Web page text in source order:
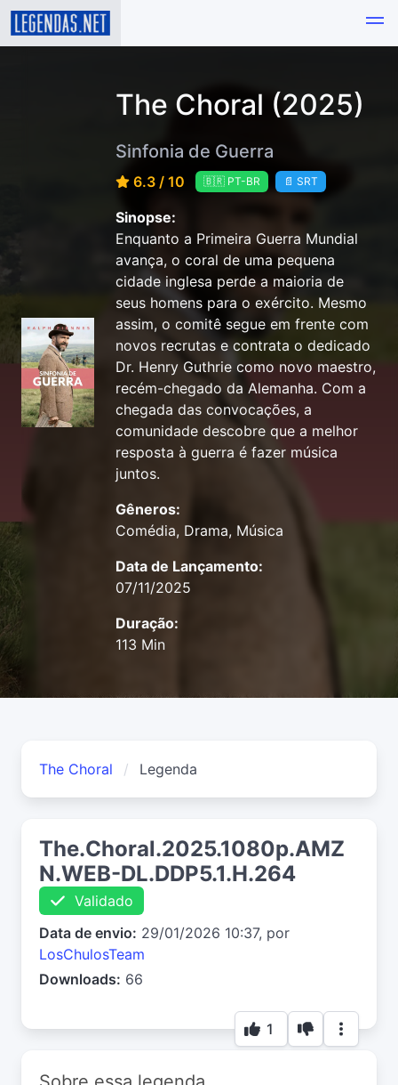
The Choral (2025)
Sinfonia de Guerra
6.3 / 10 🇧🇷 PT-BR 📄 SRT
Sinopse:
Enquanto a Primeira Guerra Mundial
avança, o coral de uma pequena
cidade inglesa perde a maioria de
seus homens para o exército. Mesmo
assim, o comitê segue em frente com
novos recrutas e contrata o dedicado
Dr. Henry Guthrie como novo maestro,
recém-chegado da Alemanha. Com a
chegada das convocações, a
comunidade descobre que a melhor
resposta à guerra é fazer música
juntos.
Gêneros:
Comédia, Drama, Música
Data de Lançamento:
07/11/2025
Duração:
113 Min
The Choral Legenda
The.Choral.2025.1080p.AMZ
N.WEB-DL.DDP5.1.H.264
Validado
Data de envio: 29/01/2026 10:37, por
LosChulosTeam
Downloads: 66
1